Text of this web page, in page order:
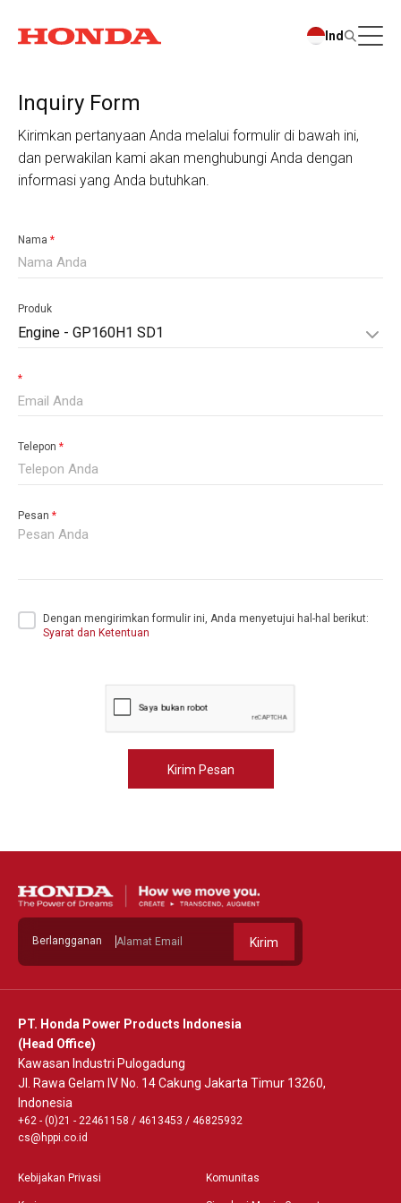
Ind
Inquiry Form
Kirimkan pertanyaan Anda melalui formulir di bawah ini,
dan perwakilan kami akan menghubungi Anda dengan
informasi yang Anda butuhkan.
Nama *
Produk
Engine - GP160H1 SD1
*
Telepon *
Pesan *
Dengan mengirimkan formulir ini, Anda menyetujui hal-hal berikut:
Syarat dan Ketentuan
Kirim Pesan
Berlangganan Kirim
PT. Honda Power Products Indonesia
(Head Office)
Kawasan Industri Pulogadung
Jl. Rawa Gelam IV No. 14 Cakung Jakarta Timur 13260,
Indonesia
+62 - (0)21 - 22461158 / 4613453 / 46825932
cs@hppi.co.id
Kebijakan Privasi Komunitas